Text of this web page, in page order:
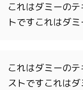
これはダミーの
トですこれはダ
これはダミーの
ストですこれは